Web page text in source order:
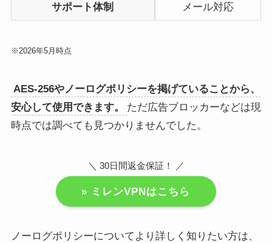
サポート体制 メール対応
※2026年5月時点
AES-256やノーログポリシーを掲げていることから、
安心して使用できます。
ただ広告ブロッカーなどは現
時点では調べても見つかりませんでした。
＼ 30日間返金保証！ ／
» ミレンVPNはこちら
ノーログポリシーについてより詳しく知りたい方は、